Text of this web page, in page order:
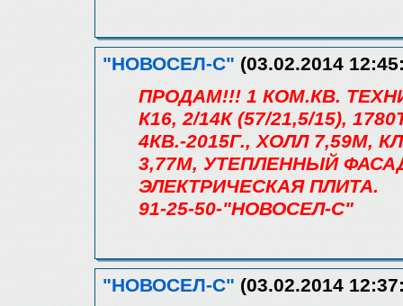
"НОВОСЕЛ-С" (03.02.2014
ПРОДАМ!!! 1 КОМ.КВ.
К16, 2/14К (57/21,5/15),
4КВ.-2015Г., ХОЛЛ 7,59М,
3,77М, УТЕПЛЕННЫЙ
ЭЛЕКТРИЧЕСКАЯ ПЛИТА.
91-25-50-"НОВОСЕЛ-С"
"НОВОСЕЛ-С" (03.02.2014